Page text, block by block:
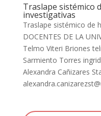
Traslape sistémico
investigativas
Traslape sistémico de
DOCENTES DE LA
Telmo Viteri Briones
Sarmiento Torres
Alexandra Cañizares